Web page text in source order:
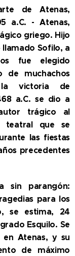
de Atenas,
a.C. - Atenas,
griego. Hijo
Sofilo, a
fue elegido
de muchachos
victoria de
a.C. se dio a
trágico al
teatral que se
las fiestas
precedentes
sin parangón:
para los
se estima, 24
Esquilo. Se
Atenas, y su
de máximo